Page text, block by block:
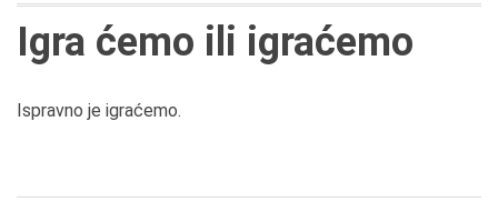
Igra ćemo ili igraćemo
Ispravno je igraćemo.